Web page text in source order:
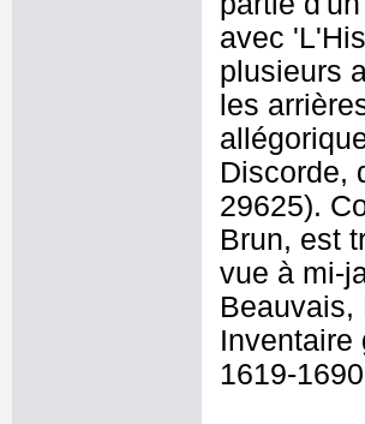
avec
plusieurs
les
Discorde,
29625).
Brun, est
vue à mi-
Beauvais,
Inventaire
1619-